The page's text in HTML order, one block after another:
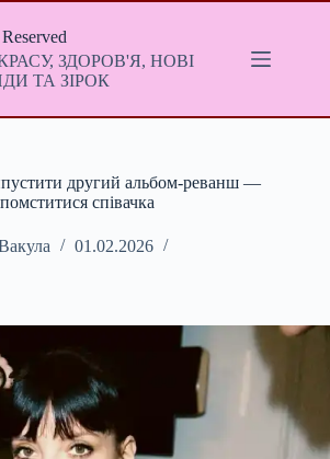
Reserved
ЗДОРОВ'Я, НОВІ
ТА ЗІРОК
другий альбом-реванш —
співачка
01.02.2026